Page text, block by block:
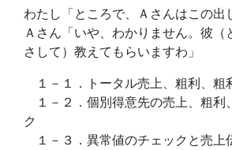
わたし「ところで、Ａさんはこの出
Ａさん「いや、わかりません。彼（
さして）教えてもらいますわ」
１－１．トータル売上、粗利、粗
１－２．個別得意先の売上、粗利
ク
１－３．異常値のチェックと売上